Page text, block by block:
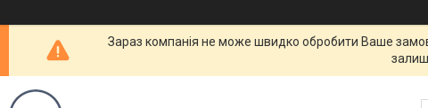
Зараз компанія не може швидко обробити Ваше